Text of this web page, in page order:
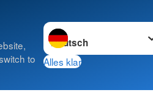
to
Sprache wechseln zu
Alles klar